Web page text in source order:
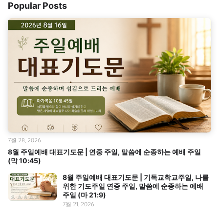
Popular Posts
8월 주일예배 대표기도문 | 연중 주일, 말씀에 순종하는 예배 주일
(막 10:45)
7월 28, 2026
8월 주일예배 대표기도문 | 기독교학교주일, 나를
위한 기도주일 연중 주일, 말씀에 순종하는 예배
주일 (마 21:9)
7월 21, 2026